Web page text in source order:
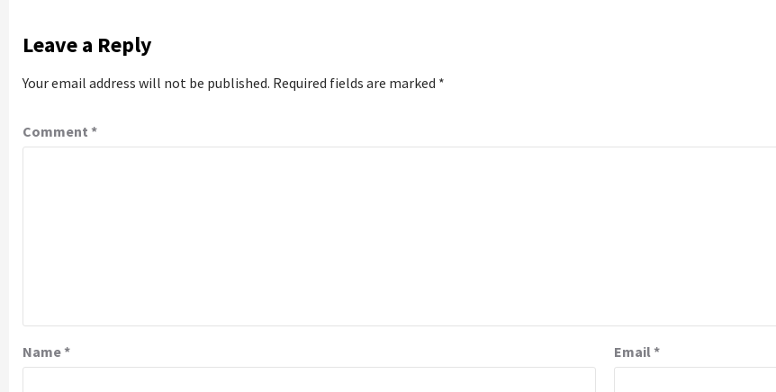
Leave a Reply
Your email address will not be published. Required fields are marked *
Comment *
Name* Email*